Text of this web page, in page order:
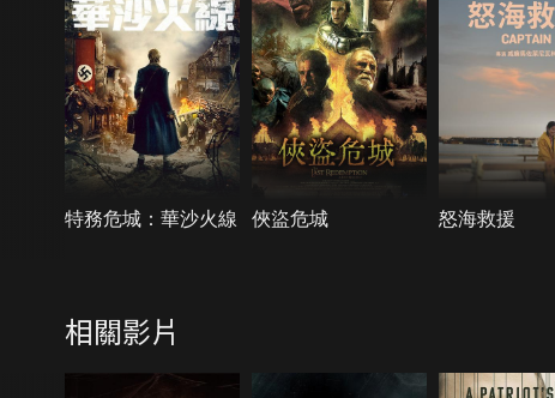
特務危城：華沙火線 俠盜危城 怒海救援
相關影片